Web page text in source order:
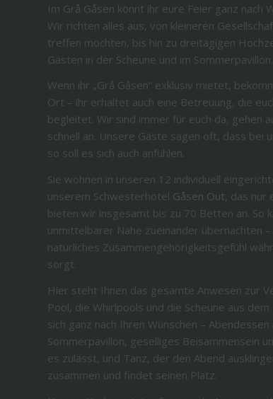
Im Grå Gåsen könnt ihr eure Feier ganz nach
Wir richten alles aus, von kleineren
treffen möchten, bis hin zu dreitägigen
Gästen in der Scheune und im Sommerpavillon.
Wenn ihr „Grå Gåsen“ exklusiv mietet,
Ort – ihr erhaltet auch eine Betreuung, die
begleitet. Wir sind immer für euch da, gehen
schnell an. Unsere Gäste sagen oft, dass bei
so soll es sich auch anfühlen.
Sie wohnen in unseren 12 individuell
unserem Schwesterhotel Gåsen Out, das nur
bieten wir insgesamt bis zu 70 Betten an. So
unmittelbarer Nähe zueinander übernachten
natürliches Zusammengehörigkeitsgefühl
sorgt.
Hier steht Ihnen das gesamte Anwesen zur
Pool, die Whirlpools und die Scheune aus
sich ganz nach Ihren Wünschen –
Sommerpavillon, geselliges Beisammensein
es zulässt, und Tanz, der den Abend
zusammen und findet seinen Platz.